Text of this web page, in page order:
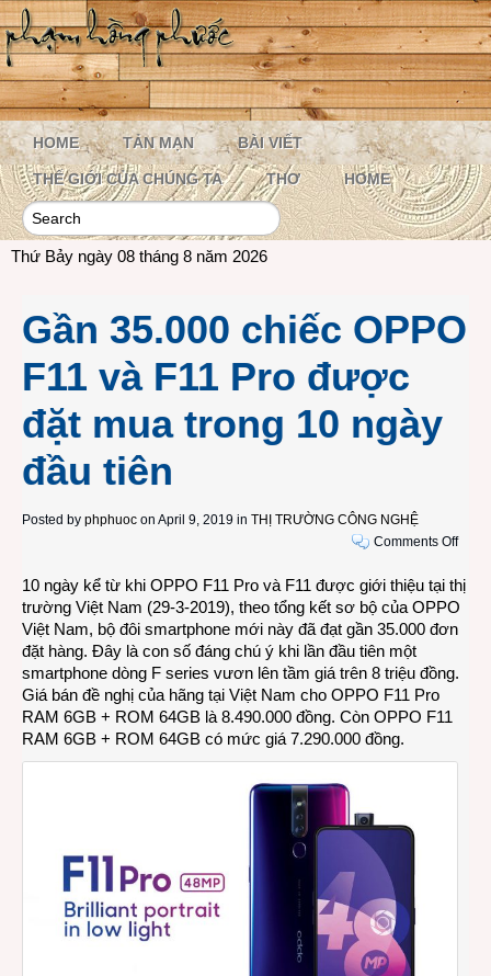
HOME TẢN MẠN BÀI VIẾT
THẾ GIỚI CỦA CHÚNG TA THƠ HOME
Thứ Bảy ngày 08 tháng 8 năm 2026
Gần 35.000 chiếc OPPO
F11 và F11 Pro được
đặt mua trong 10 ngày
đầu tiên
Posted by phphuoc on April 9, 2019 in THỊ TRƯỜNG CÔNG NGHỆ
Comments Offon
chiếc
10 ngày kể từ khi OPPO F11 Pro và F11 được giới thiệu tại thị
trường Việt Nam (29-3-2019), theo tổng kết sơ bộ của OPPO
Việt Nam, bộ đôi smartphone mới này đã đạt gần 35.000 đơn
đặt hàng. Đây là con số đáng chú ý khi lần đầu tiên một
smartphone dòng F series vươn lên tầm giá trên 8 triệu đồng.
Giá bán đề nghị của hãng tại Việt Nam cho OPPO F11 Pro
RAM 6GB + ROM 64GB là 8.490.000 đồng. Còn OPPO F11
RAM 6GB + ROM 64GB có mức giá 7.290.000 đồng.